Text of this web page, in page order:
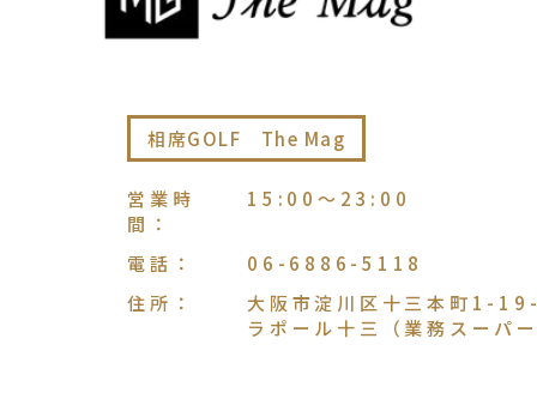
相席GOLF The Mag
営業時
間 ：
15:00〜23:00
電話 ：
06-6886-5118
住所 ：
大阪市淀川区十三本町1-
ラポール十三（業務スーパ